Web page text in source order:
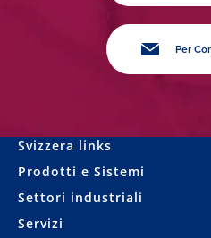
Per
Svizzera links
Prodotti e Sistemi
Settori industriali
Servizi